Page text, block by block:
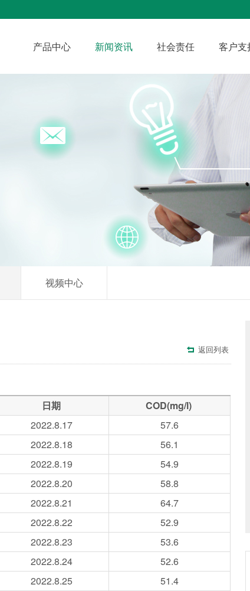
产品中心 新闻资讯 社会责任 客户支
视频中心
 返回列表
日期
COD(mg/l)
2022.8.17
57.6
2022.8.18
56.1
2022.8.19
54.9
2022.8.20
58.8
2022.8.21
64.7
2022.8.22
52.9
2022.8.23
53.6
2022.8.24
52.6
2022.8.25
51.4